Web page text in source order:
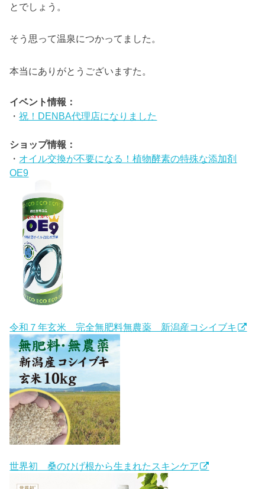
とでしょう。
そう思って温泉につかってました。
本当にありがとうございますた。
イベント情報：
・祝！DENBA代理店になりました
ショップ情報：
・ オイル交換が不要になる！植物酵素の特殊な添加剤
OE9
令和７年玄米 完全無肥料無農薬 新潟産コシイブキ
世界初 桑のひげ根から生まれたスキンケア